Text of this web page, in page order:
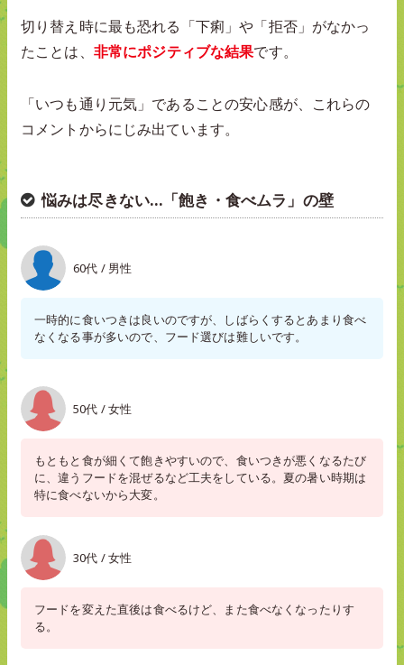
切り替え時に最も恐れる「下痢」や「拒否」がなかっ
たことは、 非常にポジティブな結果です。
「いつも通り元気」であることの安心感が、これらの
コメントからにじみ出ています。
悩みは尽きない…「飽き・食べムラ」の壁
60代 / 男性
一時的に食いつきは良いのですが、しばらくするとあまり食べ
なくなる事が多いので、フード選びは難しいです。
50代 / 女性
もともと食が細くて飽きやすいので、食いつきが悪くなるたび
に、違うフードを混ぜるなど工夫をしている。夏の暑い時期は
特に食べないから大変。
30代 / 女性
フードを変えた直後は食べるけど、また食べなくなったりす
る。